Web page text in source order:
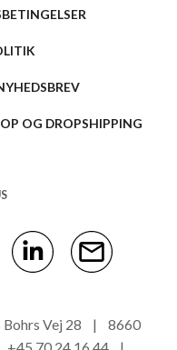
OG DROPSHIPPING
Bohrs Vej 28 | 8660